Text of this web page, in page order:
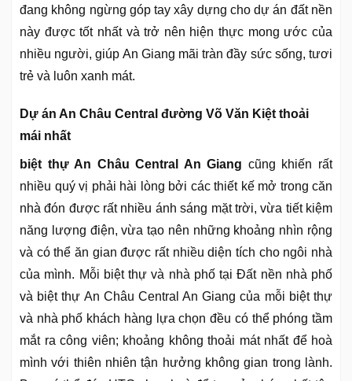
đang không ngừng góp tay xây dựng cho dự án đất nền
này được tốt nhất và trở nên hiện thực mong ước của
nhiều người, giúp An Giang mãi tràn đầy sức sống, tươi
trẻ và luôn xanh mát.
Dự án An Châu Central đường Võ Văn Kiệt thoải
mái nhất
biệt thự An Châu Central An Giang cũng khiến rất
nhiều quý vị phải hài lòng bởi các thiết kế mở trong căn
nhà đón được rất nhiều ánh sáng mặt trời, vừa tiết kiệm
năng lượng điện, vừa tạo nên những khoảng nhìn rộng
và có thể ăn gian được rất nhiều diện tích cho ngôi nhà
của mình. Mỗi biệt thự và nhà phố tại Đất nền nhà phố
và biệt thự An Châu Central An Giang của mỗi biệt thự
và nhà phố khách hàng lựa chọn đều có thể phóng tầm
mắt ra công viên; khoảng không thoải mát nhất để hoà
mình với thiên nhiên tận hưởng không gian trong lành.